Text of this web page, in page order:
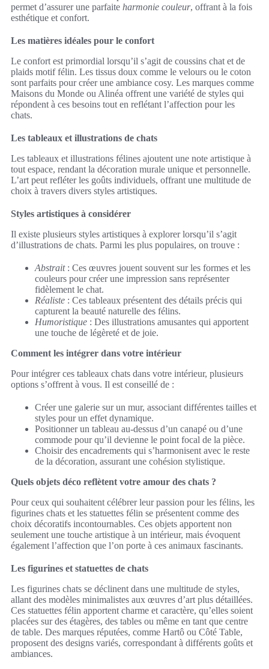
permet d’assurer une parfaite harmonie couleur, offrant à la fois
esthétique et confort.
Les matières idéales pour le confort
Le confort est primordial lorsqu’il s’agit de coussins chat et de
plaids motif félin. Les tissus doux comme le velours ou le coton
sont parfaits pour créer une ambiance cosy. Les marques comme
Maisons du Monde ou Alinéa offrent une variété de styles qui
répondent à ces besoins tout en reflétant l’affection pour les
chats.
Les tableaux et illustrations de chats
Les tableaux et illustrations félines ajoutent une note artistique à
tout espace, rendant la décoration murale unique et personnelle.
L’art peut refléter les goûts individuels, offrant une multitude de
choix à travers divers styles artistiques.
Styles artistiques à considérer
Il existe plusieurs styles artistiques à explorer lorsqu’il s’agit
d’illustrations de chats. Parmi les plus populaires, on trouve :
Abstrait: Ces œuvres jouent souvent sur les formes et les
couleurs pour créer une impression sans représenter
fidèlement le chat.
Réaliste : Ces tableaux présentent des détails précis qui
capturent la beauté naturelle des félins.
Humoristique : Des illustrations amusantes qui apportent
une touche de légèreté et de joie.
Comment les intégrer dans votre intérieur
Pour intégrer ces tableaux chats dans votre intérieur, plusieurs
options s’offrent à vous. Il est conseillé de :
Créer une galerie sur un mur, associant différentes tailles et
styles pour un effet dynamique.
Positionner un tableau au-dessus d’un canapé ou d’une
commode pour qu’il devienne le point focal de la pièce.
Choisir des encadrements qui s’harmonisent avec le reste
de la décoration, assurant une cohésion stylistique.
Quels objets déco reflètent votre amour des chats ?
Pour ceux qui souhaitent célébrer leur passion pour les félins, les
figurines chats et les statuettes félin se présentent comme des
choix décoratifs incontournables. Ces objets apportent non
seulement une touche artistique à un intérieur, mais évoquent
également l’affection que l’on porte à ces animaux fascinants.
Les figurines et statuettes de chats
Les figurines chats se déclinent dans une multitude de styles,
allant des modèles minimalistes aux œuvres d’art plus détaillées.
Ces statuettes félin apportent charme et caractère, qu’elles soient
placées sur des étagères, des tables ou même en tant que centre
de table. Des marques réputées, comme Hartô ou Côté Table,
proposent des designs variés, correspondant à différents goûts et
ambiances.